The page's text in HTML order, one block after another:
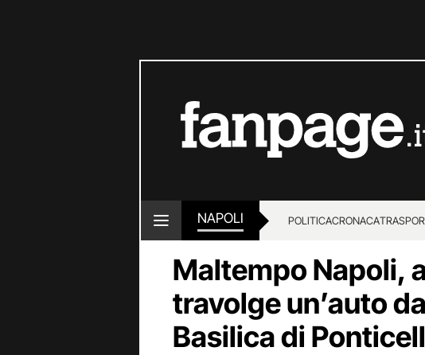
NAPOLI POLITICACRONACA
Maltempo Napoli,
travolge un’auto
Basilica di